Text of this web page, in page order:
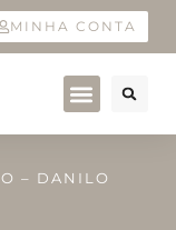
MINHA CONTA
– DANILO